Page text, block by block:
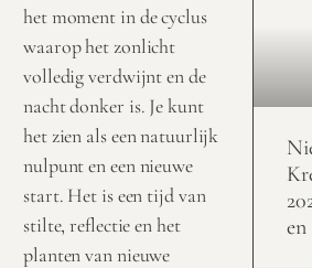
het moment in de cyclus
waarop het zonlicht
volledig verdwijnt en de
nacht donker is. Je kunt
het zien als een natuurlijk
nulpunt en een nieuwe
start. Het is een tijd van
stilte, reflectie en het
planten van nieuwe
en